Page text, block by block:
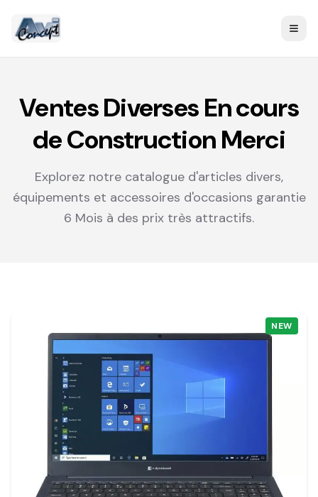
Menu
Ventes Diverses En cours
de Construction Merci
Explorez notre catalogue d'articles divers,
équipements et accessoires d'occasions garantie
6 Mois à des prix très attractifs.
NEW